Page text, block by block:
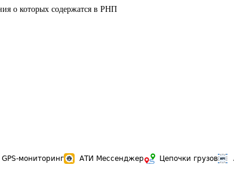
GPS-мониторинг АТИ Мессенджер Цепочки грузов